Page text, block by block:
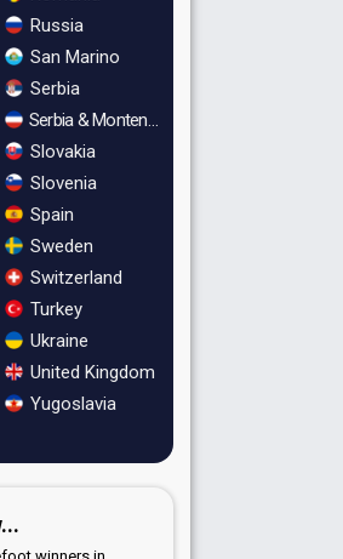
Russia
San Marino
Serbia
Serbia & Montenegro
Slovakia
Slovenia
Spain
Sweden
Switzerland
Turkey
Ukraine
United Kingdom
Yugoslavia